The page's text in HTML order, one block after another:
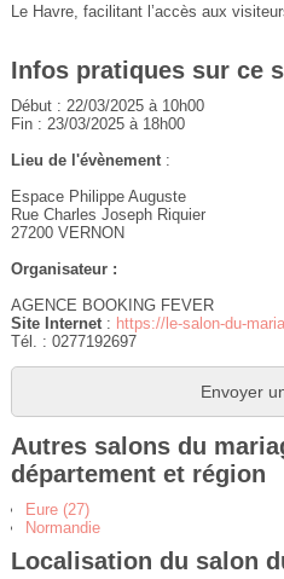
Le Havre, facilitant l’accès aux
Infos pratiques sur ce
Début : 22/03/2025 à 10h00
Fin : 23/03/2025 à 18h00
Lieu de l'évènement:
Espace Philippe Auguste
Rue Charles Joseph Riquier
27200 VERNON
Organisateur :
AGENCE BOOKING FEVER
Site Internet: https://le-salon-du-
Tél. : 0277192697
Envoyer
Autres salons du
département et région
Eure (27)
Normandie
Localisation du salon